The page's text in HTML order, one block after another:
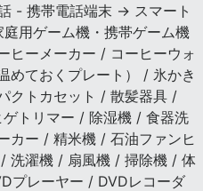
- 携帯電話端末 → スマート
用ゲーム機・携帯ゲーム機
ヒーメーカー / コーヒーウォ
めておくプレート） / 氷かき
クトカセット / 散髪器具 /
トリマー / 除湿機 / 食器洗
カー / 精米機 / 石油ファンヒ
洗濯機 / 扇風機 / 掃除機 / 体
プレーヤー / DVDレコーダ